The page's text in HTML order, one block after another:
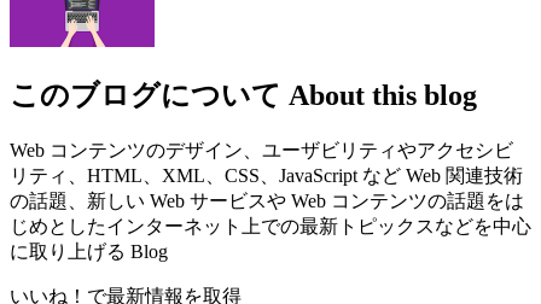
このブログについて About this blog
Web コンテンツのデザイン、ユーザビリティやアクセシビ
リティ、HTML、XML、CSS、JavaScript など Web 関連技術
の話題、新しい Web サービスや Web コンテンツの話題をは
じめとしたインターネット上での最新トピックスなどを中心
に取り上げる Blog
いいね！で最新情報を取得